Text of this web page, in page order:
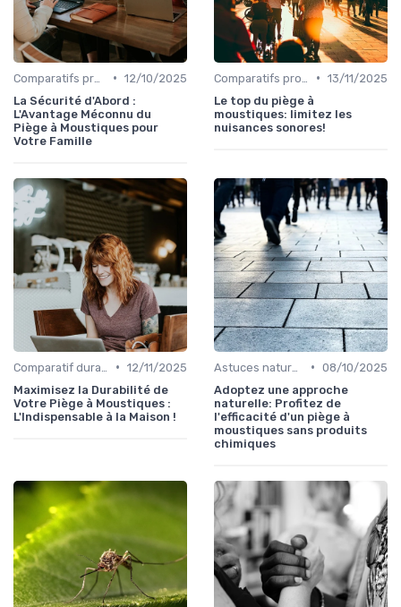
• 12/10/2025
La Sécurité d'Abord :
L'Avantage Méconnu du
Piège à Moustiques pour
Votre Famille
• 13/11/2025
Le top du piège à
moustiques: limitez les
nuisances sonores!
• 12/11/2025
Maximisez la Durabilité de
Votre Piège à Moustiques :
L'Indispensable à la Maison !
• 08/10/2025
Adoptez une approche
naturelle: Profitez de
l'efficacité d'un piège à
moustiques sans produits
chimiques